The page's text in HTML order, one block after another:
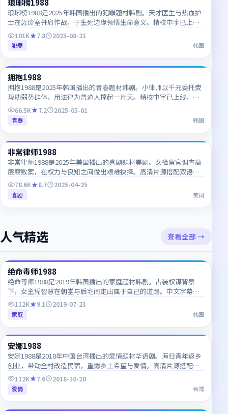
KR
琅琊榜1988
琅琊榜1988是2025年韩国播出的犯罪题材韩剧。天才医生与热血护
士在急诊室并肩作战，于生死边缘领悟生命意义。精校中字已上
线，韩语对白细节一网打尽，推荐收藏追更。
101K 7.8 2025-08-23
犯罪 韩国
KR
拥抱1988
拥抱1988是2025年韩国播出的青春题材韩剧。小律师以千元委托费
帮助弱势群体，用法律为普通人撑起一片天。精校中字已上线，韩
语对白细节一网打尽，推荐收藏追更。
66.5K 7.2 2025-05-01
青春 韩国
CN
非常律师1988
非常律师1988是2025年美国播出的喜剧题材美剧。女检察官调查高
层腐败案，在权力与良知之间做出艰难抉择。高清片源搭配双语字
幕，追剧体验清晰流畅。
78.6K 8.7 2025-04-25
喜剧 美国
人气精选 查看全部 →
KR
绝命毒师1988
绝命毒师1988是2019年韩国播出的家庭题材韩剧。古装权谋背景
下，女主凭智慧在朝堂与后宅间走出属于自己的道路。中文字幕与
韩语原声同步更新，适合韩语学习者对照观看。
112K 9.1 2019-07-23
家庭 韩国
TW
安娜1988
安娜1988是2018年中国台湾播出的爱情题材华语剧。海归青年返乡
创业，带动全村改造民宿，重燃乡土希望与爱情。高清片源搭配双
语字幕，追剧体验清晰流畅。
112K 7.6 2018-10-20
爱情 台湾